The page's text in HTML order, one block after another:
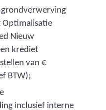
d
-
p
Nieuw
krediet
van €
BTW);
inclusief interne